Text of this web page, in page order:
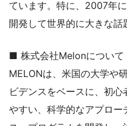
ています。特に、2007年
開発して世界的に大きな話
■ 株式会社Melonについて
MELONは、米国の大学や
ビデンスをベースに、初
やすい、科学的なアプロ